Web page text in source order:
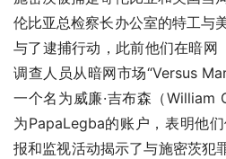
伦比亚总检察长办公室的特工与
与了逮捕行动，此前他们在暗网
调查人员从暗网市场“Versus
一个名为威廉·吉布森（William
为PapaLegba的账户，表明他
报和监视活动揭示了与施密茨犯